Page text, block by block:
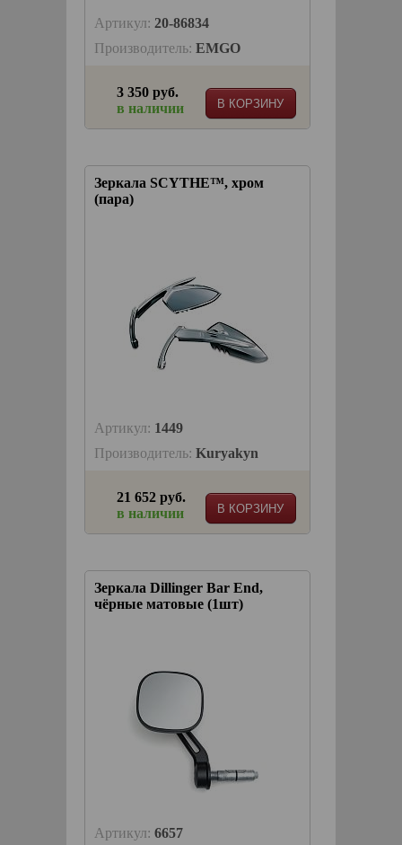
Артикул: 20-86834
Производитель: EMGO
В КОРЗИНУ
3 350 руб.
в наличии
Зеркала SCYTHE™, хром
(пара)
Артикул: 1449
Производитель: Kuryakyn
В КОРЗИНУ
21 652 руб.
в наличии
Зеркала Dillinger Bar End,
чёрные матовые (1шт)
Артикул: 6657